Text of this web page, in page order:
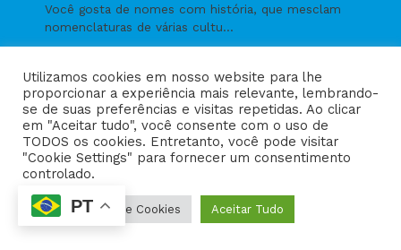
Utilizamos cookies em nosso website para lhe
proporcionar a experiência mais relevante, lembrando-
se de suas preferências e visitas repetidas. Ao clicar
em "Aceitar tudo", você consente com o uso de
TODOS os cookies. Entretanto, você pode visitar
"Cookie Settings" para fornecer um consentimento
controlado.
Configurações de Cookies Aceitar Tudo
PT